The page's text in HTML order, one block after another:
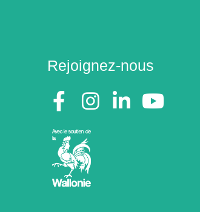
Rejoignez-nous